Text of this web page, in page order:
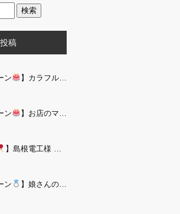
稿
ン 】カラフルで存在感たっぷりのバルーンタワー｜松江 i Balloo n
ン 】お店のママさんへの華やかなお祝いに｜シャンパン付き豪 華バルーンアレンジメント｜松江 i Balloon
】島根電工様 お客様感謝祭｜入口アーチ＆キッズコーナー装飾 を担当しました｜松江 i Balloon
ン 】娘さんのご結婚祝いに｜ウェディングベアとフラワーイン バルーンが華やかなバルーンアレンジメント｜松江 i Balloon